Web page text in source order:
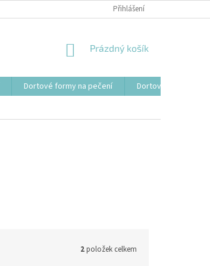
Přihlášení
NÁKUPNÍ
Prázdný košík
Dortové formy na pečení
Dortové svíčky,
2položek celkem